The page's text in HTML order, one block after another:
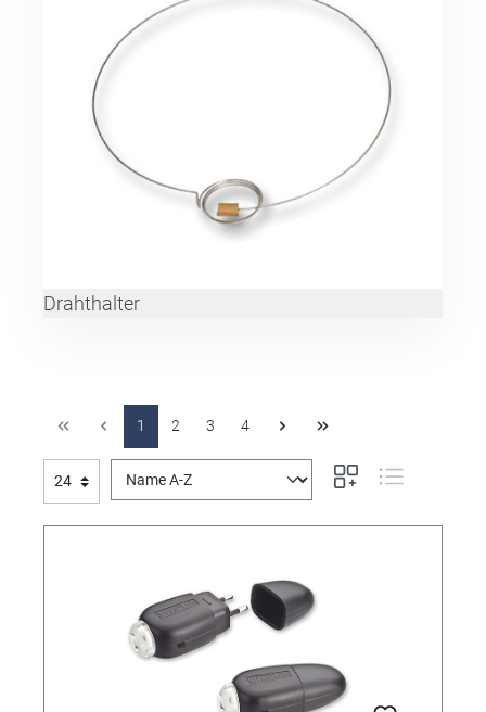
Drahthalter
1 2 3 4